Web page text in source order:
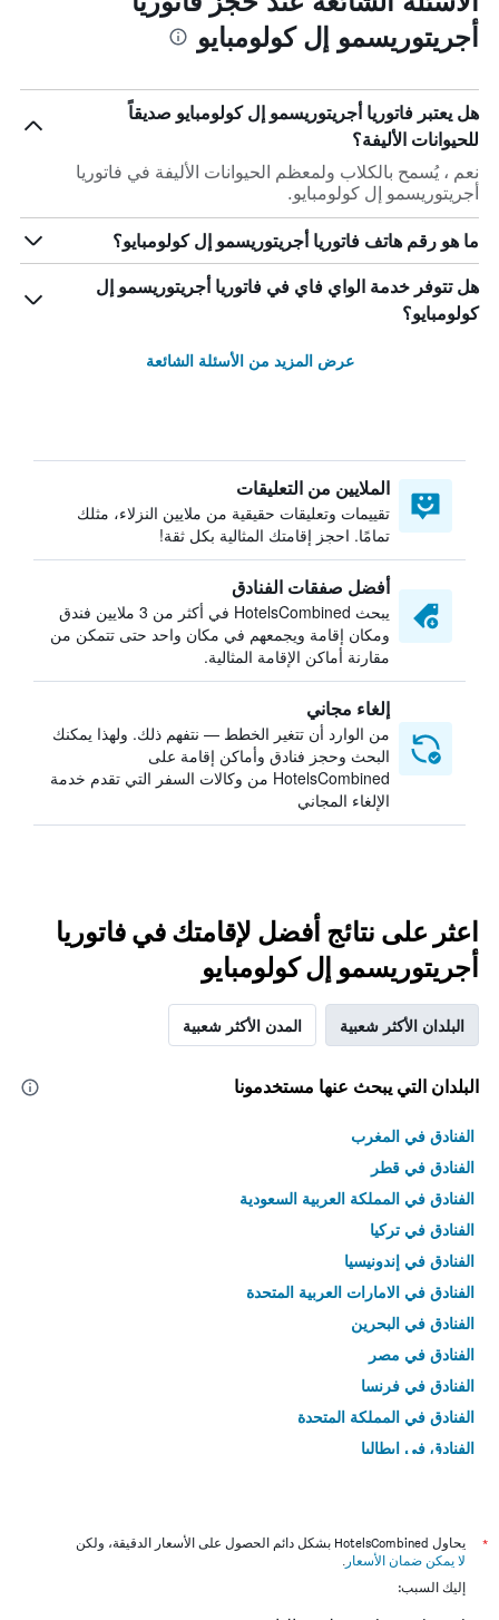
أجريتوريسمو إل كولومبايو
هل يعتبر فاتوريا أجريتوريسمو إل كولومبايو صديقاً
للحيوانات الأليفة؟
نعم ، يُسمح بالكلاب ولمعظم الحيوانات الأليفة في فاتوريا
أجريتوريسمو إل كولومبايو.
ما هو رقم هاتف فاتوريا أجريتوريسمو إل كولومبايو؟
هل تتوفر خدمة الواي فاي في فاتوريا أجريتوريسمو إل
كولومبايو؟
عرض المزيد من الأسئلة الشائعة
الملايين من التعليقات
تقييمات وتعليقات حقيقية من ملايين النزلاء، مثلك
تمامًا. احجز إقامتك المثالية بكل ثقة!
أفضل صفقات الفنادق
يبحث HotelsCombined في أكثر من 3 ملايين فندق
ومكان إقامة ويجمعهم في مكان واحد حتى تتمكن من
مقارنة أماكن الإقامة المثالية.
إلغاء مجاني
من الوارد أن تتغير الخطط — نتفهم ذلك. ولهذا يمكنك
البحث وحجز فنادق وأماكن إقامة على
HotelsCombined من وكالات السفر التي تقدم خدمة
الإلغاء المجاني
اعثر على نتائج أفضل لإقامتك في فاتوريا
أجريتوريسمو إل كولومبايو
البلدان الأكثر شعبية المدن الأكثر شعبية
البلدان التي يبحث عنها مستخدمونا
الفنادق في المغرب
الفنادق في قطر
الفنادق في المملكة العربية السعودية
الفنادق في تركيا
الفنادق في إندونيسيا
الفنادق في الامارات العربية المتحدة
الفنادق في البحرين
الفنادق في مصر
الفنادق في فرنسا
الفنادق في المملكة المتحدة
الفنادق في إيطاليا
*
يحاول HotelsCombined بشكل دائم الحصول على الأسعار الدقيقة، ولكن
لا يمكن ضمان الأسعار .
إليك السبب: